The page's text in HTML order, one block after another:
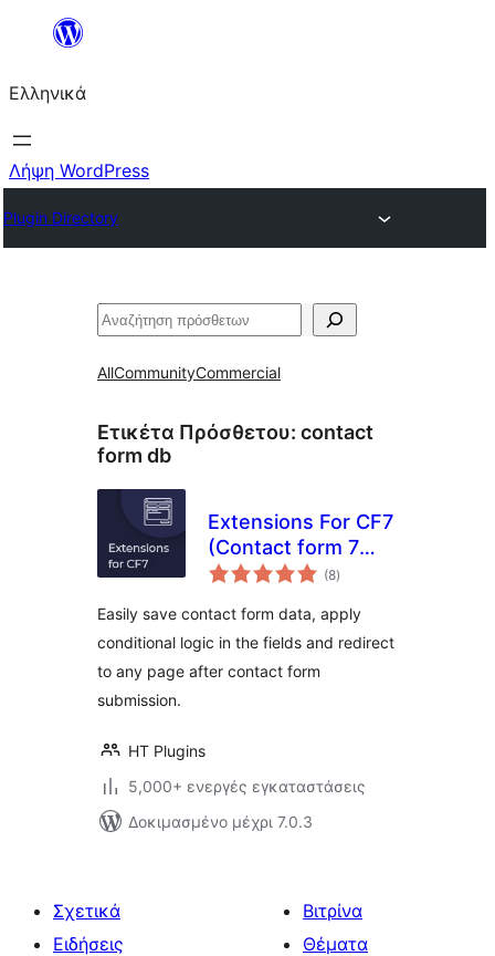
Μετάβαση
περιεχόμενο
Ελληνικά
Λήψη WordPress
Plugin Directory
Αναζήτηση
AllCommunityCommercial
Ετικέτα Πρόσθετου: contact
form db
Extensions For CF7
(Contact form 7
Database,
and Redirection)
(8αξιολογήσεις
σύνολο
)
Easily save contact form data, apply
conditional logic in the fields and redirect
to any page after contact form
submission.
HT Plugins
5,000+ ενεργές εγκαταστάσεις
Δοκιμασμένο μέχρι 7.0.3
Σχετικά
Ειδήσεις
Βιτρίνα
Θέματα